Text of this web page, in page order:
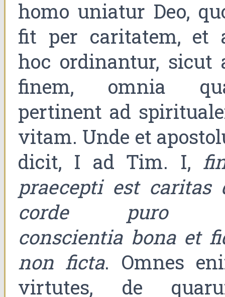
homo uniatur Deo,
fit per caritatem, et
hoc ordinantur, sicut
finem, omnia
pertinent ad
vitam. Unde et
dicit, I ad Tim. I,
praecepti est caritas
corde puro
conscientia bona et
non ficta. Omnes
virtutes, de